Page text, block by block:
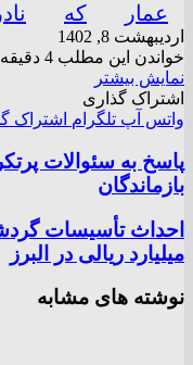
عمار که نادر
اردیبهشت 8, 1402
خواندن این مطلب 4 دقیقه زمان میبرد
نمایش بیشتر
اشتراک گذاری
واتس آپ تلگرام اشتراک
پاسخ به سئوالات
بازماندگان
میلیارد ریالی در البرز
نوشته های مشابه